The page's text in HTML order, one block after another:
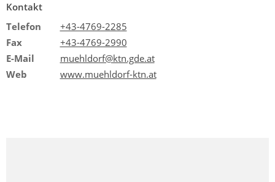
Kontakt
Telefon
+43-4769-2285
Fax
+43-4769-2990
E-Mail
muehldorf@ktn.gde.at
Web
www.muehldorf-ktn.at